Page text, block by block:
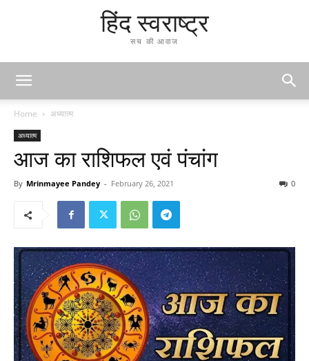
हिंद स्वराष्ट्र
सच की आवाज
Home अध्यात्म
अध्यात्म
आज का राशिफल एवं पंचांग
By Mrinmayee Pandey - February 26, 2021 0